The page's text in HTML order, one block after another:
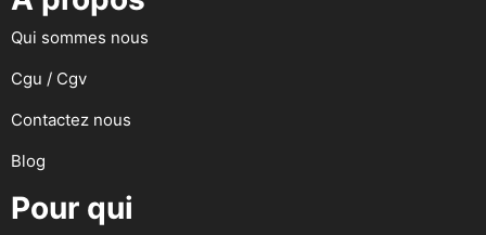
Qui sommes nous
Cgu / Cgv
Contactez nous
Blog
Pour qui